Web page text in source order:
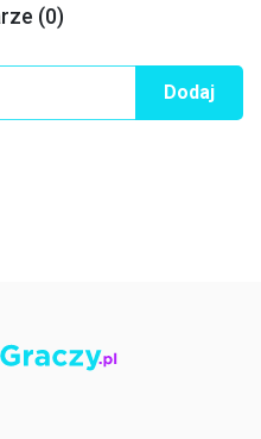
(0)
Dodaj